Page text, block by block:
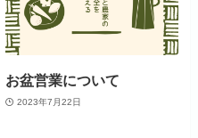
お盆営業について
2023年7月22日